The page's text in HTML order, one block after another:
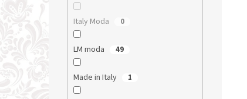
Italy Moda 0
LM moda 49
Made in Italy 1